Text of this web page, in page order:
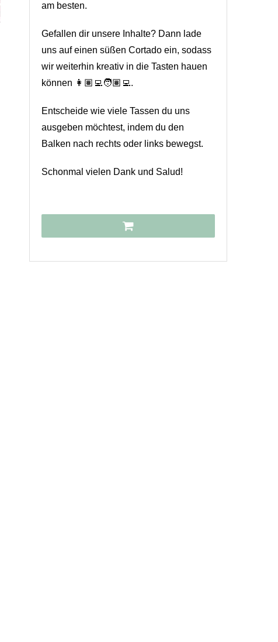
am besten.
Gefallen dir unsere Inhalte? Dann lade
uns auf einen süßen Cortado ein, sodass
wir weiterhin kreativ in die Tasten hauen
können 👩🏽‍💻🧑🏽‍💻.
Entscheide wie viele Tassen du uns
ausgeben möchtest, indem du den
Balken nach rechts oder links bewegst.
Schonmal vielen Dank und Salud!